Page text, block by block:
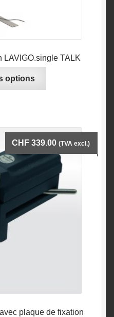
LAVIGO.single TALK
options
Les
peuvent
être
choisies
sur
plaque de fixation
CHF 339.00 (TVA excl.)